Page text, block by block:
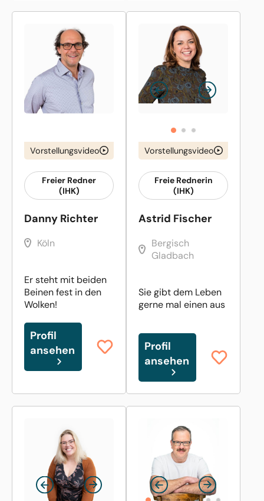
Vorstellungsvideo
Freier Redner
(IHK)
Danny Richter
Köln
Er steht mit beiden
Beinen fest in den
Wolken!
Profil
ansehen
Vorstellungsvideo
Freie Rednerin
(IHK)
Astrid Fischer
Bergisch
Gladbach
Sie gibt dem Leben
gerne mal einen aus
Profil
ansehen